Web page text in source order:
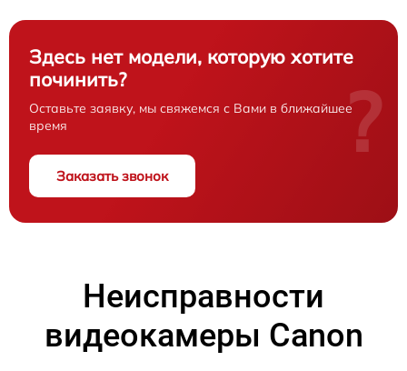
Здесь нет модели, которую хотите
починить?
Оставьте заявку, мы свяжемся с Вами в ближайшее
время
Заказать звонок
?
Неисправности
видеокамеры Canon